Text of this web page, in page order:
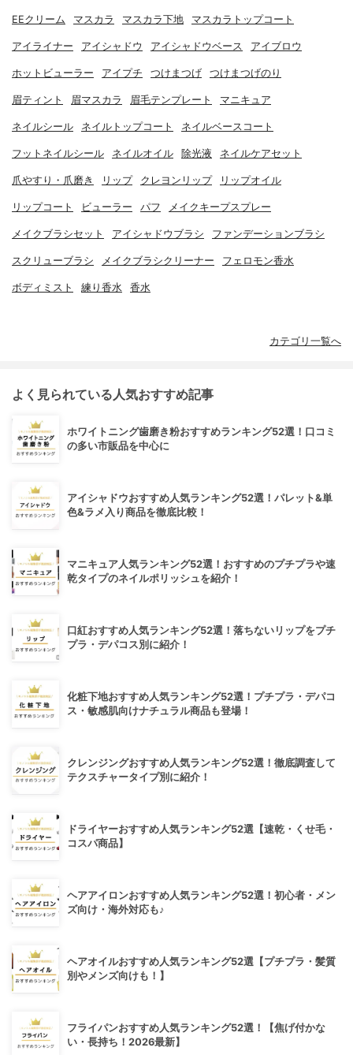
EEクリーム マスカラ マスカラ下地 マスカラトップコート
アイライナー アイシャドウ アイシャドウベース アイブロウ
ホットビューラー アイプチ つけまつげ つけまつげのり
眉ティント 眉マスカラ 眉毛テンプレート マニキュア
ネイルシール ネイルトップコート ネイルベースコート
フットネイルシール ネイルオイル 除光液 ネイルケアセット
爪やすり・爪磨き リップ クレヨンリップ リップオイル
リップコート ビューラー パフ メイクキープスプレー
メイクブラシセット アイシャドウブラシ ファンデーションブラシ
スクリューブラシ メイクブラシクリーナー フェロモン香水
ボディミスト 練り香水 香水
カテゴリ一覧へ
よく見られている人気おすすめ記事
ホワイトニング歯磨き粉おすすめランキング52選！口コミ
の多い市販品を中心に
アイシャドウおすすめ人気ランキング52選！パレット&単
色&ラメ入り商品を徹底比較！
マニキュア人気ランキング52選！おすすめのプチプラや速
乾タイプのネイルポリッシュを紹介！
口紅おすすめ人気ランキング52選！落ちないリップをプチ
プラ・デパコス別に紹介！
化粧下地おすすめ人気ランキング52選！プチプラ・デパコ
ス・敏感肌向けナチュラル商品も登場！
クレンジングおすすめ人気ランキング52選！徹底調査して
テクスチャータイプ別に紹介！
ドライヤーおすすめ人気ランキング52選【速乾・くせ毛・
コスパ商品】
ヘアアイロンおすすめ人気ランキング52選！初心者・メン
ズ向け・海外対応も♪
ヘアオイルおすすめ人気ランキング52選【プチプラ・髪質
別やメンズ向けも！】
フライパンおすすめ人気ランキング52選！【焦げ付かな
い・長持ち！2026最新】